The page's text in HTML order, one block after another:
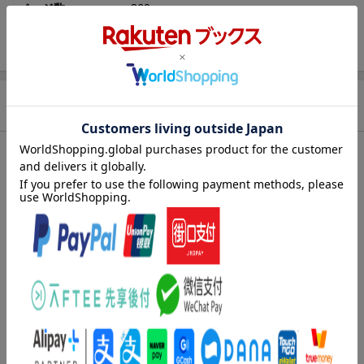
ページ数 360p
9784434349690
商品説明
内容紹介（JPROより）
職場の後輩に恋人を略奪された澪は、終業後に堪えきれず泣いて
いたところを、営業部のイケメンエリート社員、明夜に見つかっ
てしまう。彼に優しく慰められながら居酒屋で事の顛末を話して
いたが、なぜかそのまま一夜を過ごすことに。これは、傷心した
自分を慰めてくれただけ……と思いきや、翌朝彼から婚姻届にサ
インをさせられ、あれよあれよという間に新婚生活が始まっ
て……!? 執着強めな旦那様と尽くし系地味OLの、交際0日婚か
ら始まる極上溺愛ラブストーリー、文庫だけの書き下ろし番外編
も収録！